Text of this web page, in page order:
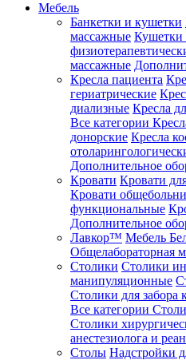
Мебель
Банкетки и кушетки
массажные Кушетки
массажные
Кресла пациента
гериатрические
диализные Кресла
Все категории
донорские Кресла
Дополнительное
Кровати Кровати
Кровати
функциональные
Дополнительное
Лавкор™ Мебель
Общелабораторная
Столики Столики
манипуляционные
Столики для забора
Все категории
Столики
анестезиолога и
Столы Надстройки